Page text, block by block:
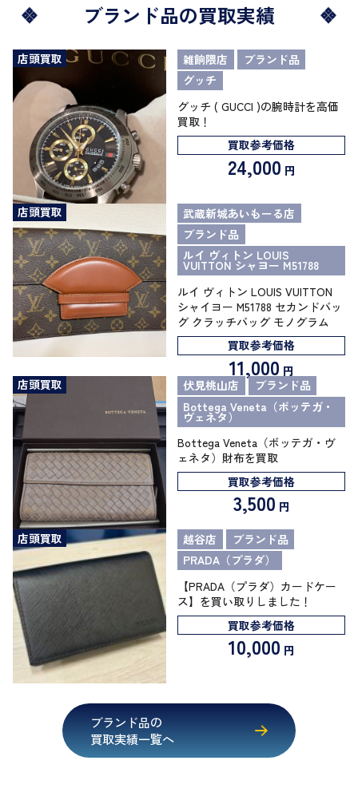
ブランド品の買取実績
店頭買取 雑餉隈店
ブランド品
グッチ
グッチ ( GUCCI )の腕時計を高価
買取！
買取参考価格
24,000 円
店頭買取
武蔵新城あいもーる店
ブランド品
ルイ ヴィトン LOUIS
VUITTON シャヨー M51788
ルイ ヴィトン LOUIS VUITTON
シャイヨー M51788 セカンドバッ
グ クラッチバッグ モノグラム
買取参考価格
11,000 円
店頭買取
伏見桃山店
ブランド品
Bottega Veneta（ボッテガ・
ヴェネタ）
Bottega Veneta（ボッテガ・ヴ
ェネタ）財布を買取
買取参考価格
3,500 円
店頭買取
越谷店
ブランド品
PRADA（プラダ）
【PRADA（プラダ）カードケー
ス】を買い取りしました！
買取参考価格
10,000 円
ブランド品の
買取実績一覧へ